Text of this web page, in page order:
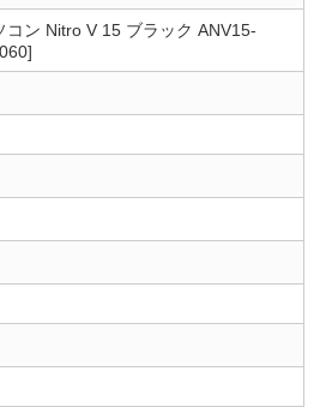
コン Nitro V 15 ブラック ANV15-